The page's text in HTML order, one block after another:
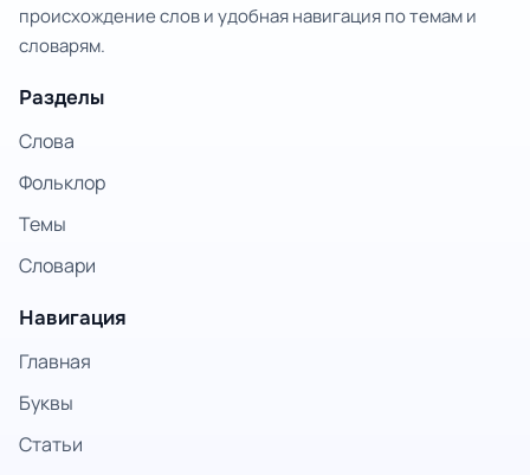
происхождение слов и удобная навигация по темам и
словарям.
Разделы
Слова
Фольклор
Темы
Словари
Навигация
Главная
Буквы
Статьи